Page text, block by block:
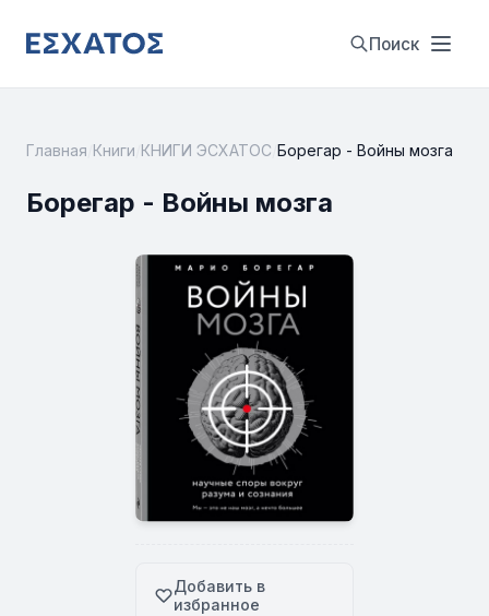
Поиск
Главная Книги КНИГИ ЭСХАТОС Борегар - Войны мозга
Борегар - Войны мозга
Добавить в
избранное